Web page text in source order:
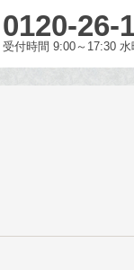
0120-26-
受付時間 9:00～17:30